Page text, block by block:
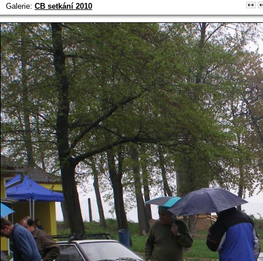
Galerie: CB setkání 2010